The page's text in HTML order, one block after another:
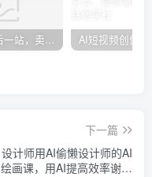
网赚的最后一站，卖项目！做网赚顶级猎食者~
下一篇
设计师用AI偷懒设计师的AI
绘画课，用AI提高效率谢安